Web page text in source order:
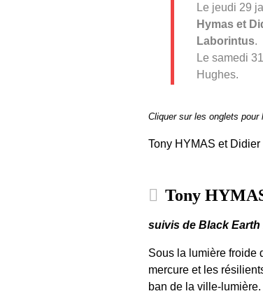
Le jeudi 29
Hymas et
Laborintus.
Le samedi
Hughes.
Cliquer sur les onglets pour
Tony HYMAS et Didier
Tony
suivis de Black
Sous la lumière froide
mercure et les
ban de la ville-lumière.